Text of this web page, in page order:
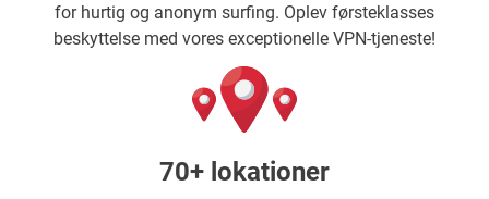
for hurtig og anonym surfing. Oplev førsteklasses
beskyttelse med vores exceptionelle VPN-tjeneste!
70+ lokationer